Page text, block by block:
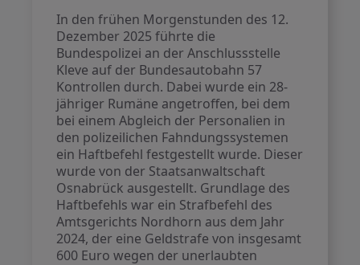
In den frühen Morgenstunden des 12.
Dezember 2025 führte die
Bundespolizei an der Anschlussstelle
Kleve auf der Bundesautobahn 57
Kontrollen durch. Dabei wurde ein 28-
jähriger Rumäne angetroffen, bei dem
bei einem Abgleich der Personalien in
den polizeilichen Fahndungssystemen
ein Haftbefehl festgestellt wurde. Dieser
wurde von der Staatsanwaltschaft
Osnabrück ausgestellt. Grundlage des
Haftbefehls war ein Strafbefehl des
Amtsgerichts Nordhorn aus dem Jahr
2024, der eine Geldstrafe von insgesamt
600 Euro wegen der unerlaubten